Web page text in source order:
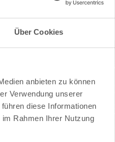
Über Cookies
anbieten zu können
Verwendung unserer
diese Informationen
Rahmen Ihrer Nutzung